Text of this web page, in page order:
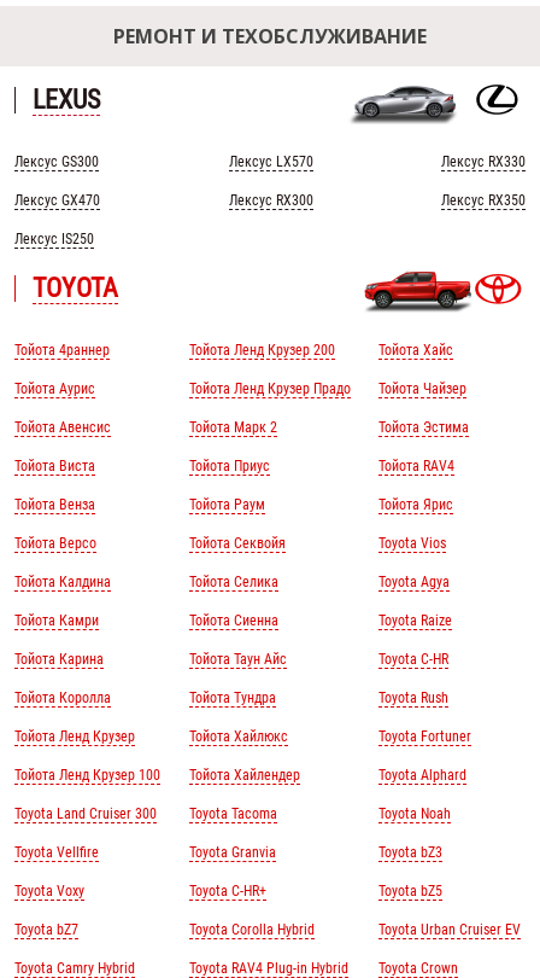
РЕМОНТ И ТЕХОБСЛУЖИВАНИЕ
LEXUS
Лексус GS300
Лексус GX470
Лексус IS250
Лексус LX570
Лексус RX300
Лексус RX330
Лексус RX350
TOYOTA
Тойота 4раннер
Тойота Аурис
Тойота Авенсис
Тойота Виста
Тойота Венза
Тойота Версо
Тойота Калдина
Тойота Камри
Тойота Карина
Тойота Королла
Тойота Ленд Крузер
Тойота Ленд Крузер 100
Toyota Land Cruiser 300
Toyota Vellfire
Toyota Voxy
Toyota bZ7
Toyota Camry Hybrid
Тойота Ленд Крузер 200
Тойота Ленд Крузер Прадо
Тойота Марк 2
Тойота Приус
Тойота Раум
Тойота Секвойя
Тойота Селика
Тойота Сиенна
Тойота Таун Айс
Тойота Тундра
Тойота Хайлюкс
Тойота Хайлендер
Toyota Tacoma
Toyota Granvia
Toyota C-HR+
Toyota Corolla Hybrid
Toyota RAV4 Plug-in Hybrid
Тойота Хайс
Тойота Чайзер
Тойота Эстима
Тойота RAV4
Тойота Ярис
Toyota Vios
Toyota Agya
Toyota Raize
Toyota C-HR
Toyota Rush
Toyota Fortuner
Toyota Alphard
Toyota Noah
Toyota bZ3
Toyota bZ5
Toyota Urban Cruiser EV
Toyota Crown